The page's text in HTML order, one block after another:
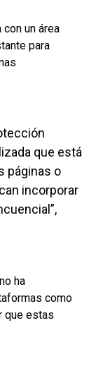
un área
para
que está
páginas o
incorporar
ha
como
que estas